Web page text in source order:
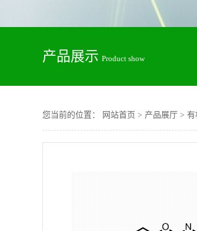
产品展示 Product show
您当前的位置： 网站首页 > 产品展厅 > 有